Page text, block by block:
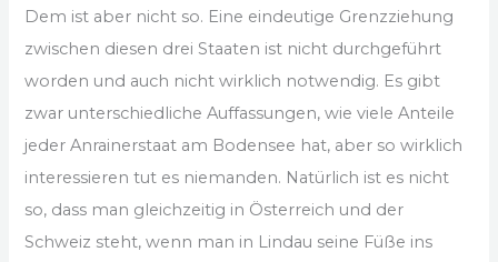
Dem ist aber nicht so. Eine eindeutige Grenzziehung
zwischen diesen drei Staaten ist nicht durchgeführt
worden und auch nicht wirklich notwendig. Es gibt
zwar unterschiedliche Auffassungen, wie viele Anteile
jeder Anrainerstaat am Bodensee hat, aber so wirklich
interessieren tut es niemanden. Natürlich ist es nicht
so, dass man gleichzeitig in Österreich und der
Schweiz steht, wenn man in Lindau seine Füße ins